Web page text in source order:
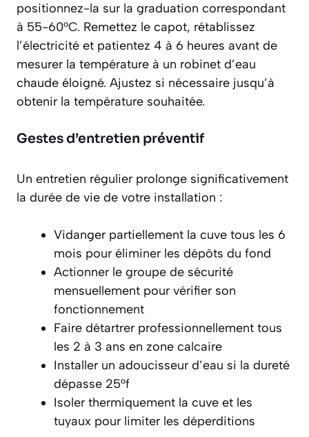
positionnez-la sur la graduation correspondant
à 55-60°C. Remettez le capot, rétablissez
l’électricité et patientez 4 à 6 heures avant de
mesurer la température à un robinet d’eau
chaude éloigné. Ajustez si nécessaire jusqu’à
obtenir la température souhaitée.
Gestes d’entretien préventif
Un entretien régulier prolonge significativement
la durée de vie de votre installation :
Vidanger partiellement la cuve tous les 6
mois pour éliminer les dépôts du fond
Actionner le groupe de sécurité
mensuellement pour vérifier son
fonctionnement
Faire détartrer professionnellement tous
les 2 à 3 ans en zone calcaire
Installer un adoucisseur d’eau si la dureté
dépasse 25°f
Isoler thermiquement la cuve et les
tuyaux pour limiter les déperditions